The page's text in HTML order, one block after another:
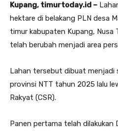
Kupang, timurtoday.id –
hektare di belakang PLN desa
timur kabupaten Kupang, Nusa
telah berubah menjadi area
Lahan tersebut dibuat menjadi
provinsi NTT tahun 2025 lalu
Rakyat (CSR).
Panen pertama telah dilakukan